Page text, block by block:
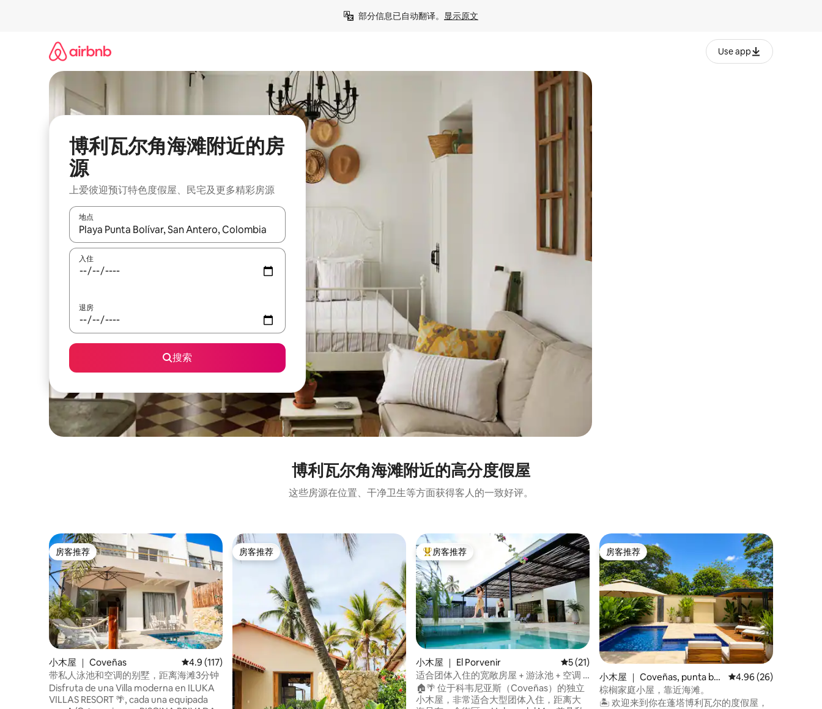
部分信息已自动翻译。 显示原文
Use app
博利瓦尔角海滩附近的房
源
上爱彼迎预订特色度假屋、民宅及更多精彩房源
地点
如有搜索结果，请使用上下方向键查看，或通过点击或滑动手势浏览。
入住
退房
搜索
博利瓦尔角海滩附近的高分度假屋
这些房源在位置、干净卫生等方面获得客人的一致好评。
房客推荐
房客推荐
小木屋 ｜ Coveñas 平均评分 4.9 分（满分 5 分），共 117 条评价
4.9 (117)
带私人泳池和空调的别墅，距离海滩3分钟
Disfruta de una Villa moderna en ILUKA
VILLAS RESORT 🌴, cada una equipada
房客推荐
房客推荐 热门「房客推荐」
房客推荐
小木屋 ｜ El Porvenir 平均评分 5 分（满分 5 分），共 21 条评价
5 (21)
适合团体入住的宽敞房屋 + 游泳池 + 空调 +
无线网络 @科韦尼亚斯
🏠🌴 位于科韦尼亚斯（Coveñas）的独立
小木屋，非常适合大型团体入住，距离大
房客推荐
房客推荐
小木屋 ｜ Coveñas, punta boli
var
平均评分 4.96 分（满
4.96 (26)
棕榈家庭小屋，靠近海滩。
🏝️ 欢迎来到你在蓬塔博利瓦尔的度假屋，